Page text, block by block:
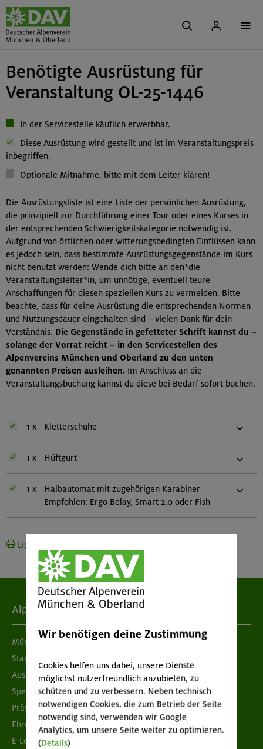
Benötigte Ausrüstung für
Veranstaltung OL-25-1446
In der Servicestelle käuflich erwerbbar.
Diese Ausrüstung wird gestellt und ist im Veranstaltungspreis
inbegriffen.
Optionale Mitnahme, bitte mit dem Leiter klären!
Die Ausrüstungsliste ist eine Liste der persönlichen Ausrüstung,
die prinzipiell zur Durchführung einer Tour oder eines Kurses in
der entsprechenden Schwierigkeitskategorie notwendig ist.
Aufgrund von örtlichen oder witterungsbedingten Einflüssen kann
es jedoch sein, dass bestimmte Ausrüstungsgegenstände im Kurs
nicht benutzt werden: Wende dich bitte an den*die
Veranstaltungsleiter*in, um unnötige, eventuell teure
Anschaffungen für diesen speziellen Kurs zu vermeiden. Bitte
beachte, dass für deine Ausrüstung die entsprechenden Normen
und Nutzungsdauer eingehalten sind – vielen Dank für dein
Verständnis. Die Gegenstände in gefetteter Schrift kannst du –
solange der Vorrat reicht – in den Servicestellen des
Alpenvereins München und Oberland zu den unten
genannten Preisen ausleihen. Im Anschluss an die
Veranstaltungsbuchung kannst du diese bei Bedarf sofort buchen.
1 x Kletterschuhe
1 x Hüftgurt
1 x
Halbautomat mit zugehörigen Karabiner
Empfohlen: Ergo Belay, Smart 2.0 oder Fish
Liste drucken
Alpenverein
München & Oberland
Standorte
Ausbildung & Jobs
Spenden
Prävention sexualisierter Gewalt
Ehrenamtsbörse
E-Learning
Wir benötigen deine Zustimmung
Cookies helfen uns dabei, unsere Dienste
möglichst nutzerfreundlich anzubieten, zu
schützen und zu verbessern. Neben technisch
notwendigen Cookies, die zum Betrieb der Seite
notwendig sind, verwenden wir Google
Analytics, um unsere Seite weiter zu optimieren.
(Details)